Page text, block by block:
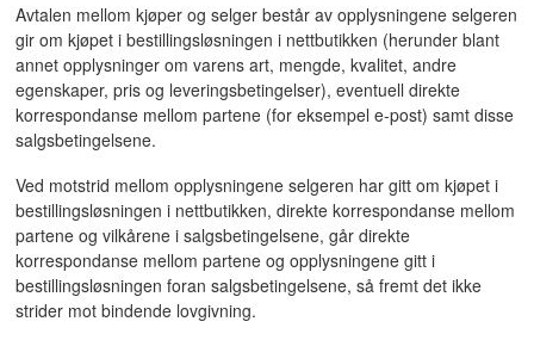
Avtalen mellom kjøper og selger består av opplysningene selgeren
gir om kjøpet i bestillingsløsningen i nettbutikken (herunder blant
annet opplysninger om varens art, mengde, kvalitet, andre
egenskaper, pris og leveringsbetingelser), eventuell direkte
korrespondanse mellom partene (for eksempel e-post) samt disse
salgsbetingelsene.
Ved motstrid mellom opplysningene selgeren har gitt om kjøpet i
bestillingsløsningen i nettbutikken, direkte korrespondanse mellom
partene og vilkårene i salgsbetingelsene, går direkte
korrespondanse mellom partene og opplysningene gitt i
bestillingsløsningen foran salgsbetingelsene, så fremt det ikke
strider mot bindende lovgivning.